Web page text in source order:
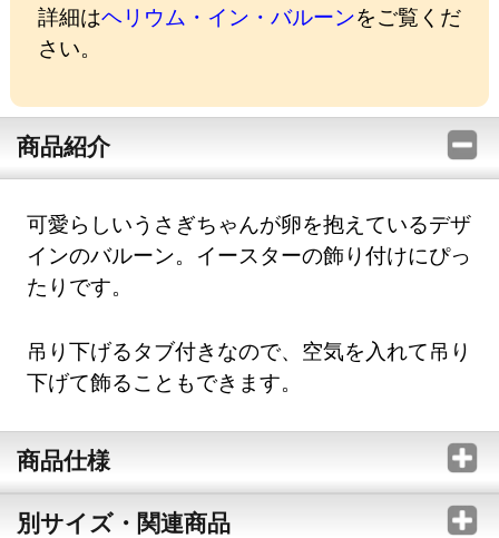
詳細はヘリウム・イン・バルーンをご覧くだ
さい。
商品紹介
可愛らしいうさぎちゃんが卵を抱えているデザ
インのバルーン。イースターの飾り付けにぴっ
たりです。
吊り下げるタブ付きなので、空気を入れて吊り
下げて飾ることもできます。
商品仕様
別サイズ・関連商品